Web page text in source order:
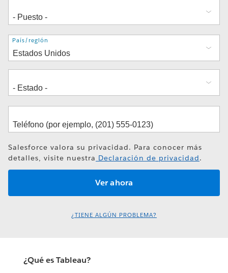
Dirección
País/región
Salesforce valora su privacidad. Para conocer más
detalles, visite nuestra Declaración de privacidad.
¿TIENE ALGÚN PROBLEMA?
¿Qué es Tableau?